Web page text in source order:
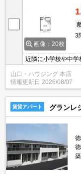
画像：20枚
3
近隣に小学校や中学
アコン、証明器具な
にあります!！ 是非
す。
山口・ハウジング 本店
情報更新日 2026/08/07
賃貸アパート グラン